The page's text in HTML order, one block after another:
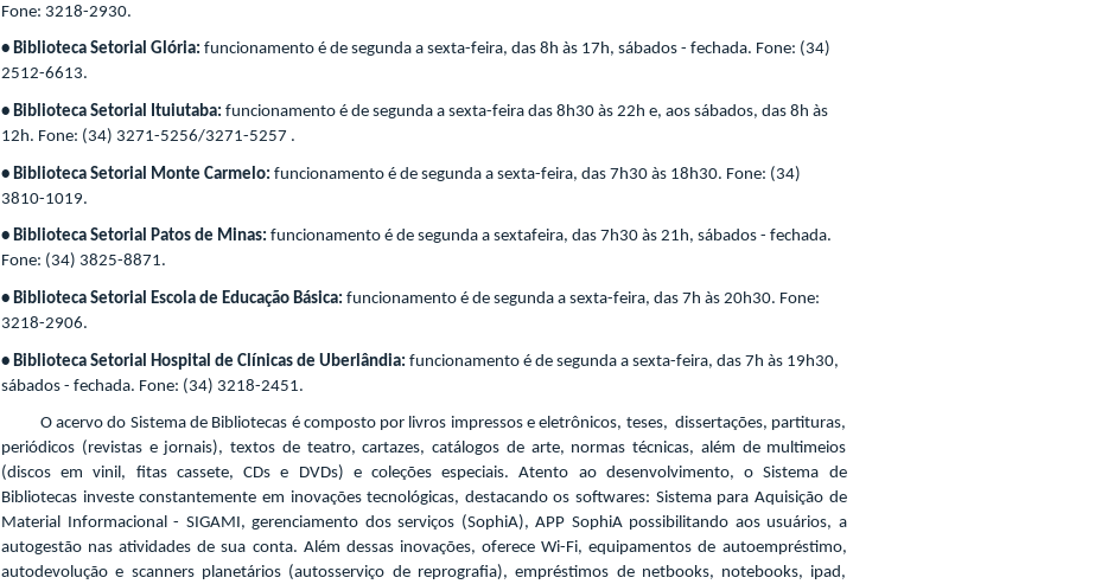
Fone: 3218-2930.
• Biblioteca Setorial Glória: funcionamento é de segunda a sexta-feira, das 8h às 17h, sábados - fechada. Fone: (34)
2512-6613.
• Biblioteca Setorial Ituiutaba: funcionamento é de segunda a sexta-feira das 8h30 às 22h e, aos sábados, das 8h às
12h. Fone: (34) 3271-5256/3271-5257 .
• Biblioteca Setorial Monte Carmelo: funcionamento é de segunda a sexta-feira, das 7h30 às 18h30. Fone: (34)
3810-1019.
• Biblioteca Setorial Patos de Minas: funcionamento é de segunda a sextafeira, das 7h30 às 21h, sábados - fechada.
Fone: (34) 3825-8871.
• Biblioteca Setorial Escola de Educação Básica: funcionamento é de segunda a sexta-feira, das 7h às 20h30. Fone:
3218-2906.
• Biblioteca Setorial Hospital de Clínicas de Uberlândia: funcionamento é de segunda a sexta-feira, das 7h às 19h30,
sábados - fechada. Fone: (34) 3218-2451.
O acervo do Sistema de Bibliotecas é composto por livros impressos e eletrônicos, teses, dissertações, partituras,
periódicos (revistas e jornais), textos de teatro, cartazes, catálogos de arte, normas técnicas, além de multimeios
(discos em vinil, fitas cassete, CDs e DVDs) e coleções especiais. Atento ao desenvolvimento, o Sistema de
Bibliotecas investe constantemente em inovações tecnológicas, destacando os softwares: Sistema para Aquisição de
Material Informacional - SIGAMI, gerenciamento dos serviços (SophiA), APP SophiA possibilitando aos usuários, a
autogestão nas atividades de sua conta. Além dessas inovações, oferece Wi-Fi, equipamentos de autoempréstimo,
autodevolução e scanners planetários (autosserviço de reprografia), empréstimos de netbooks, notebooks, ipad,